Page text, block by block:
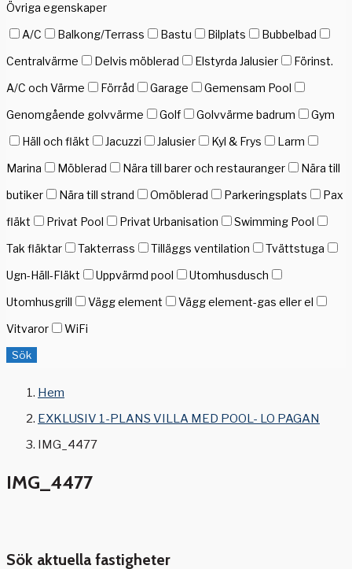
Övriga egenskaper
A/C
Balkong/Terrass Bastu Bilplats
Bubbelbad
Centralvärme
Delvis möblerad Elstyrda Jalusier
Förinst.
A/C och Värme
Förråd Garage
Gemensam Pool
Genomgående golvvärme
Golf Golvvärme badrum
Gym
Häll och fläkt
Jacuzzi Jalusier Kyl & Frys
Larm
Marina
Möblerad Nära till barer och restauranger
Nära till
butiker
Nära till strand Omöblerad Parkeringsplats
Pax
fläkt
Privat Pool Privat Urbanisation
Swimming Pool
Tak fläktar
Takterrass Tilläggs ventilation
Tvättstuga
Ugn-Häll-Fläkt
Uppvärmd pool
Utomhusdusch
Utomhusgrill
Vägg element
Vägg element-gas eller el
Vitvaror
WiFi
Sök
Hem
EXKLUSIV 1-PLANS VILLA MED POOL- LO PAGAN
IMG_4477
IMG_4477
Sök aktuella fastigheter